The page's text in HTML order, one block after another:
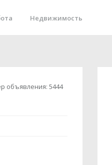
Недвижимость
объявления: 5444